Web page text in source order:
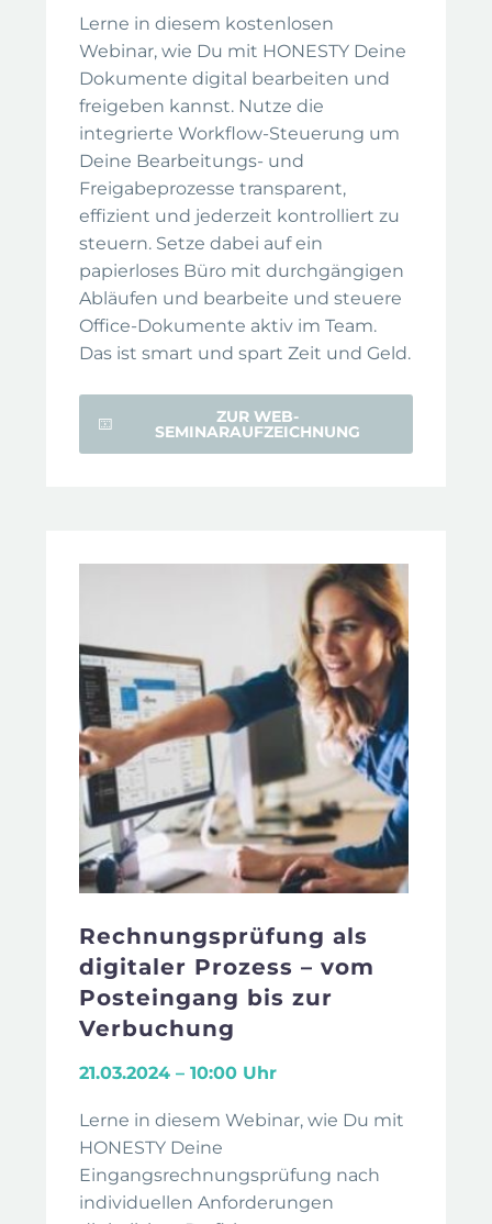
Lerne in diesem kostenlosen
Webinar, wie Du mit HONESTY Deine
Dokumente digital bearbeiten und
freigeben kannst. Nutze die
integrierte Workflow-Steuerung um
Deine Bearbeitungs- und
Freigabeprozesse transparent,
effizient und jederzeit kontrolliert zu
steuern. Setze dabei auf ein
papierloses Büro mit durchgängigen
Abläufen und bearbeite und steuere
Office-Dokumente aktiv im Team.
Das ist smart und spart Zeit und Geld.
ZUR WEB-
SEMINARAUFZEICHNUNG
Rechnungsprüfung als
digitaler Prozess – vom
Posteingang bis zur
Verbuchung
21.03.2024 – 10:00 Uhr
Lerne in diesem Webinar, wie Du mit
HONESTY Deine
Eingangsrechnungsprüfung nach
individuellen Anforderungen